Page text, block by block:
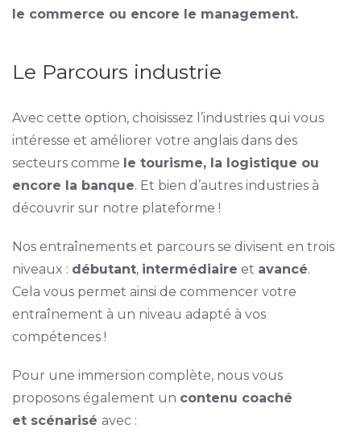
le commerce ou encore le management.
Le Parcours industrie
Avec cette option, choisissez l’industries qui vous
intéresse et améliorer votre anglais dans des
secteurs comme le tourisme, la logistique ou
encore la banque. Et bien d’autres industries à
découvrir sur notre plateforme !
Nos entraînements et parcours se divisent en trois
niveaux : débutant, intermédiaire et avancé.
Cela vous permet ainsi de commencer votre
entraînement à un niveau adapté à vos
compétences !
Pour une immersion complète, nous vous
proposons également un contenu coaché
et scénarisé avec :